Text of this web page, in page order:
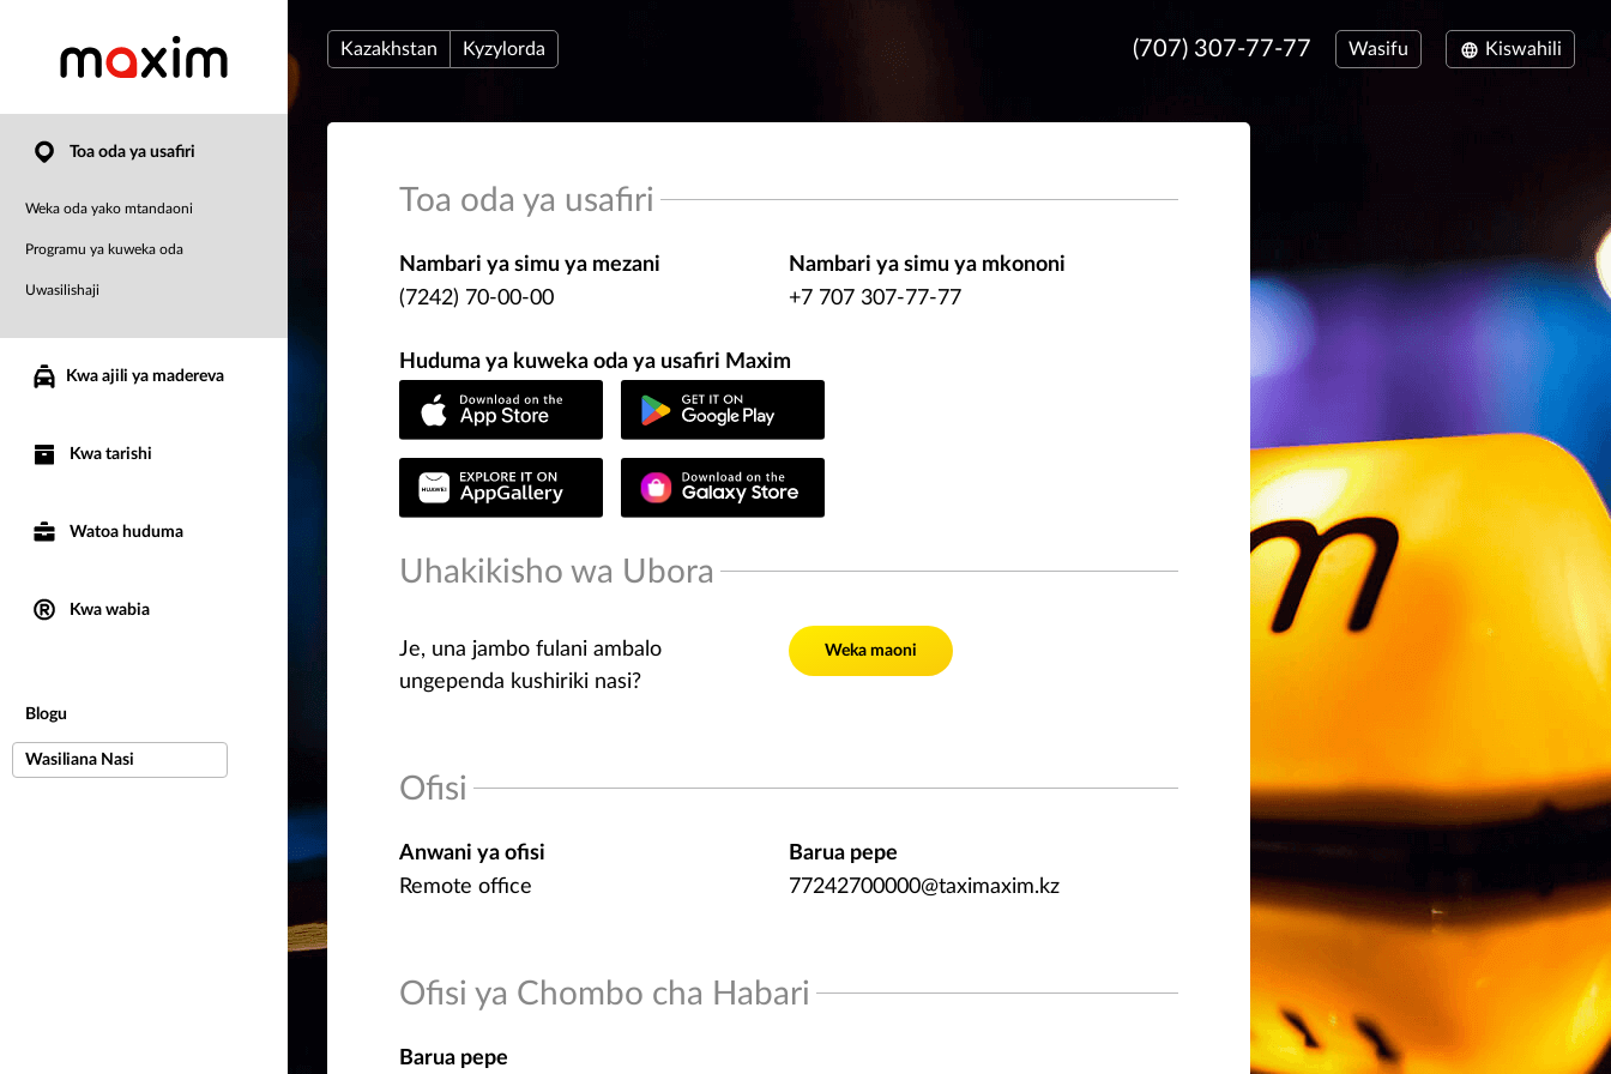
Toa oda ya usafiri
Weka oda yako mtandaoni
Programu ya kuweka oda
Uwasilishaji
Kwa ajili ya madereva
Kwa tarishi
Watoa huduma
Kwa wabia
Blogu
Wasiliana Nasi
Kazakhstan Kyzylorda (707) 307-77-77 Wasifu Kiswahili
Toa oda ya usafiri
Nambari ya simu ya mezani
(7242) 70-00-00
Nambari ya simu ya mkononi
+7 707 307-77-77
Huduma ya kuweka oda ya usafiri Maxim
Uhakikisho wa Ubora
Je, una jambo fulani ambalo
ungependa kushiriki nasi?
Weka maoni
Ofisi
Anwani ya ofisi
Remote office
Barua pepe
77242700000@taximaxim.kz
Ofisi ya Chombo cha Habari
Barua pepe